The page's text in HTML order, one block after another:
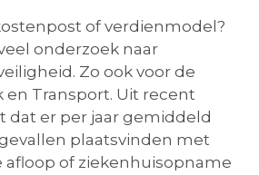
of verdienmodel?
onderzoek naar
Zo ook voor de
en Transport. Uit recent
dat er per jaar gemiddeld
plaatsvinden met
afloop of ziekenhuisopname